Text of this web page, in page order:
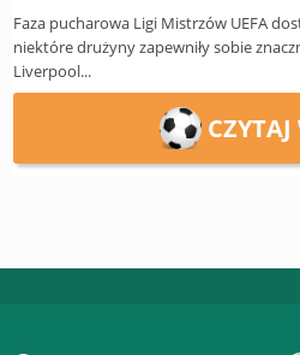
Faza pucharowa Ligi Mistrzów UEFA
niektóre drużyny zapewniły sobie
Liverpool...
CZYTAJ